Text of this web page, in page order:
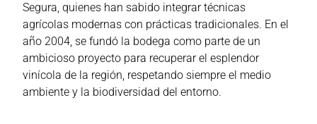
Segura, quienes han sabido integrar técnicas
agrícolas modernas con prácticas tradicionales. En el
año 2004, se fundó la bodega como parte de un
ambicioso proyecto para recuperar el esplendor
vinícola de la región, respetando siempre el medio
ambiente y la biodiversidad del entorno​.